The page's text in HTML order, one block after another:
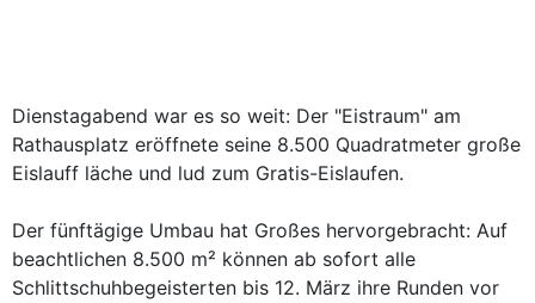
Dienstagabend war es so weit: Der "Eistraum" am
Rathausplatz eröffnete seine 8.500 Quadratmeter große
Eislauff läche und lud zum Gratis-Eislaufen.
Der fünftägige Umbau hat Großes hervorgebracht: Auf
beachtlichen 8.500 m² können ab sofort alle
Schlittschuhbegeisterten bis 12. März ihre Runden vor